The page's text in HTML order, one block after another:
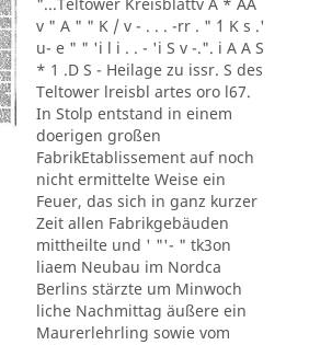
v " A " " K / v - . . . -rr . " ´1 K s .'
u- e " " 'i l i . . - 'i S v -.". i A A S
* 1 .D S - Heilage zu issr. S des
Teltower lreisbl artes oro l67.
In Stolp entstand in einem
doerigen großen
FabrikEtablissement auf noch
nicht ermittelte Weise ein
Feuer, das sich in ganz kurzer
Zeit allen Fabrikgebäuden
mittheilte und ' "'- " tk3on
liaem Neubau im Nordca
Berlins stärzte um Minwoch
liche Nachmittag äußere ein
Maurerlehrling sowie vom